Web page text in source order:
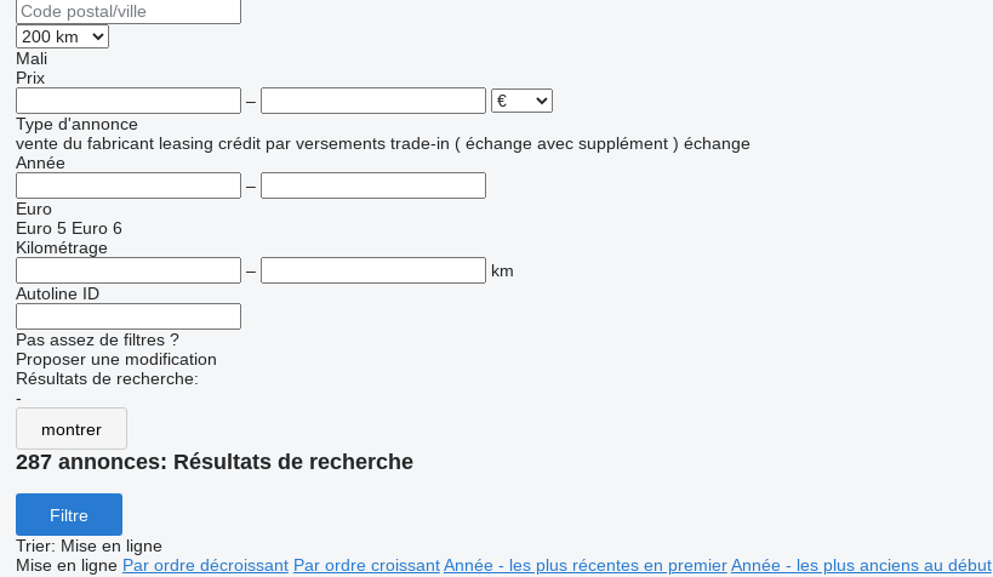
Mali
Prix
–
Type d'annonce
vente du fabricant leasing crédit par versements trade-in ( échange avec supplément ) échange
Année
–
Euro
Euro 5 Euro 6
Kilométrage
–
km
Autoline ID
Pas assez de filtres ?
Proposer une modification
Résultats de recherche:
-
montrer
287 annonces: Résultats de recherche
Filtre
Trier: Mise en ligne
Mise en ligne Par ordre décroissant Par ordre croissant Année - les plus récentes en premier Année - les plus anciens au début